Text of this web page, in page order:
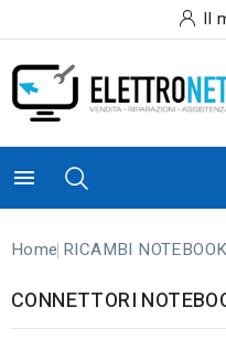
Il

Home RICAMBI NOTEBOOK
CONNETTORI